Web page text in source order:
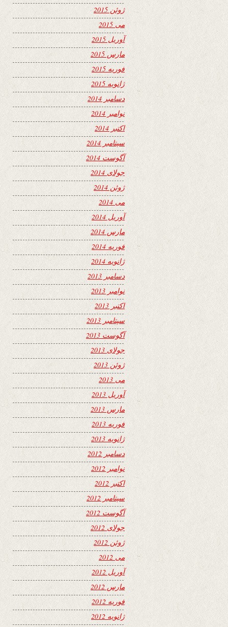
ژوئن 2015
می 2015
آوریل 2015
مارس 2015
فوریه 2015
ژانویه 2015
دسامبر 2014
نوامبر 2014
اکتبر 2014
سپتامبر 2014
آگوست 2014
جولای 2014
ژوئن 2014
می 2014
آوریل 2014
مارس 2014
فوریه 2014
ژانویه 2014
دسامبر 2013
نوامبر 2013
اکتبر 2013
سپتامبر 2013
آگوست 2013
جولای 2013
ژوئن 2013
می 2013
آوریل 2013
مارس 2013
فوریه 2013
ژانویه 2013
دسامبر 2012
نوامبر 2012
اکتبر 2012
سپتامبر 2012
آگوست 2012
جولای 2012
ژوئن 2012
می 2012
آوریل 2012
مارس 2012
فوریه 2012
ژانویه 2012